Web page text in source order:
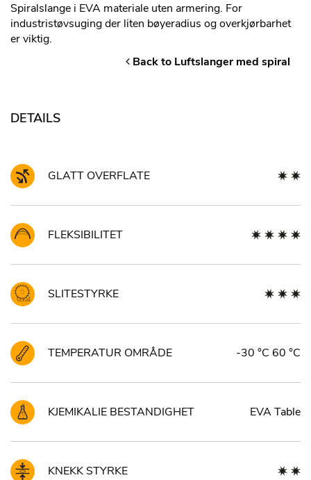
Spiralslange i EVA materiale uten armering. For
industristøvsuging der liten bøyeradius og overkjørbarhet
er viktig.
Back to Luftslanger med spiral
DETAILS
GLATT OVERFLATE
FLEKSIBILITET
SLITESTYRKE
TEMPERATUR OMRÅDE -30 °C 60 °C
KJEMIKALIE BESTANDIGHET EVA Table
KNEKK STYRKE